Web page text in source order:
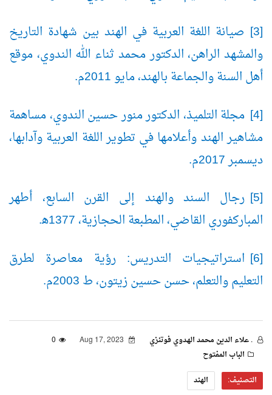
[3] صيانة اللغة العربية في الهند بين شهادة التاريخ
والمشهد الراهن، الدكتور محمد ثناء الله الندوي، موقع
أهل السنة والجماعة بالهند، مايو 2011م.
[4] مجلة التلميذ، الدكتور منور حسين الندوي، مساهمة
مشاهير الهند وأعلامها في تطوير اللغة العربية وآدابها،
ديسمبر 2017م.
[5] رجال السند والهند إلى القرن السابع، أطهر
المباركفوري القاضي، المطبعة الحجازية، 1377ﻫ.
[6] استراتيجيات التدريس: رؤية معاصرة لطرق
التعليم والتعلم، حسن حسين زيتون، ط 2003م.
. علاء الدين محمد الهدوي فوتنزي
0
الباب المفتوح
التصنيف:
الهند